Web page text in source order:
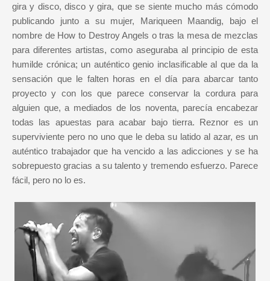
gira y disco, disco y gira, que se siente mucho más cómodo
publicando junto a su mujer, Mariqueen Maandig, bajo el
nombre de How to Destroy Angels o tras la mesa de mezclas
para diferentes artistas, como aseguraba al principio de esta
humilde crónica; un auténtico genio inclasificable al que da la
sensación que le falten horas en el día para abarcar tanto
proyecto y con los que parece conservar la cordura para
alguien que, a mediados de los noventa, parecía encabezar
todas las apuestas para acabar bajo tierra. Reznor es un
superviviente pero no uno que le deba su latido al azar, es un
auténtico trabajador que ha vencido a las adicciones y se ha
sobrepuesto gracias a su talento y tremendo esfuerzo. Parece
fácil, pero no lo es.